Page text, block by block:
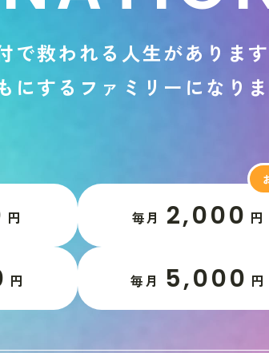
で救われる 人生があ り ま す
にする フ ァ ミ リ ー に な り ま
円 毎月 2,000 円
円 毎月 5,000 円